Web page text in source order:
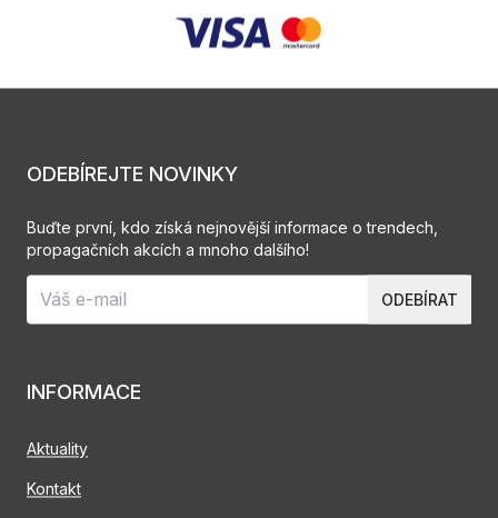
INFORMACE
Aktuality
Kontakt
ODEBÍREJTE NOVINKY
Buďte první, kdo získá nejnovější informace o trendech,
propagačních akcích a mnoho dalšího!
ODEBÍRAT